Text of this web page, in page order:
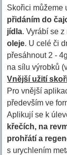
Skořici můžeme
přidáním do
jídla. Vyrábí se
oleje. U celé či
přesáhnout 2 -
na sílu výrobků
Vnější užití
Pro vnější
především ve
Aplikují se k
křečích, na
prohřátí a
s urychlením